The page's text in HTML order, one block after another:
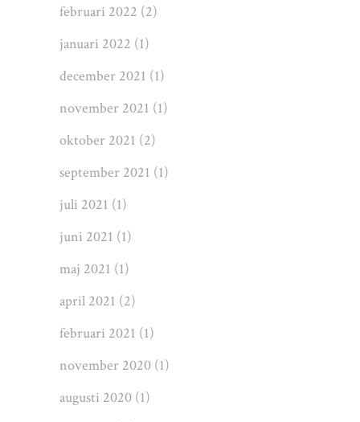
februari 2022 (2)
januari 2022 (1)
december 2021 (1)
november 2021 (1)
oktober 2021 (2)
september 2021 (1)
juli 2021 (1)
juni 2021 (1)
maj 2021 (1)
april 2021 (2)
februari 2021 (1)
november 2020 (1)
augusti 2020 (1)